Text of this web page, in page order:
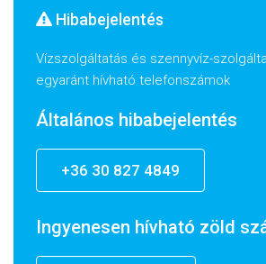
Hibabejelentés
Vízszolgáltatás és szennyvíz-
egyaránt hívható telefonszámok
Általános hibabejelentés
+36 30 827 4849
Ingyenesen hívható zöld